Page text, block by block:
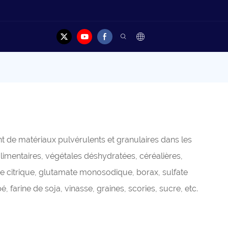
Contacter
de matériaux pulvérulents et granulaires dans les
végétales déshydratées, céréalières,
citrique, glutamate monosodique, borax, sulfate
farine de soja, vinasse, graines, scories, sucre, etc.